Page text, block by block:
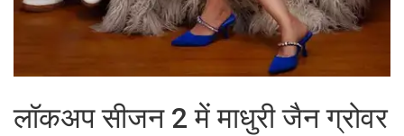
लॉकअप सीजन 2 में माधुरी जैन ग्रोवर